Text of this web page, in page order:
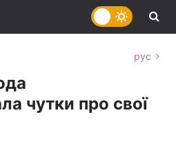
рус
чутки про свої